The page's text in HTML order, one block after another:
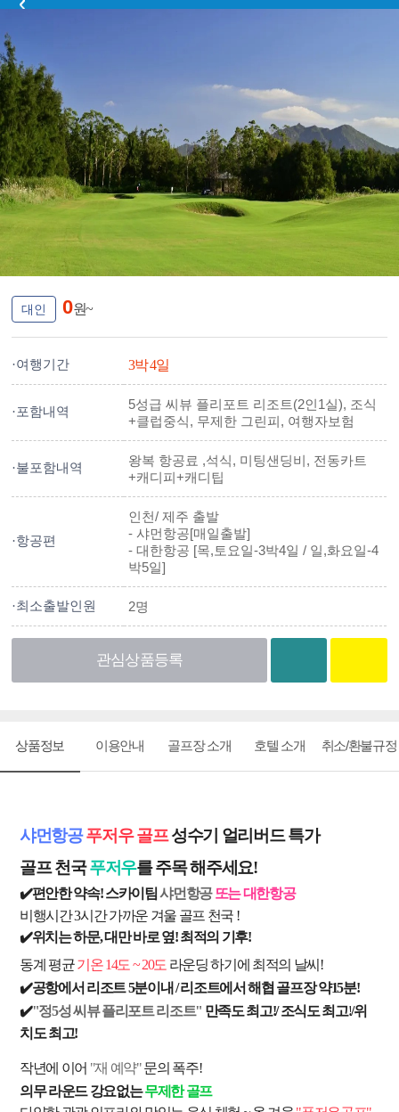
[중국-푸저우] 해협 무제한 골프 ★항공불포함★
대인 0원~
·여행기간 3박 4일
·포함내역
5성급 씨뷰 플리포트 리조트(2인1실), 조식
+클럽중식, 무제한 그린피, 여행자보험
·불포함내역
왕복 항공료 ,석식, 미팅샌딩비, 전동카트
+캐디피+캐디팁
·항공편
인천/ 제주 출발
- 샤먼항공[매일출발]
- 대한항공 [목,토요일-3박4일 / 일,화요일-4
박5일]
·최소출발인원 2명
관심상품등록
상품정보 이용안내 골프장 소개 호텔 소개 취소/환불규정
샤먼항공푸저우 골프 성수기 얼리버드 특가
골프 천국푸저우를 주목 해주세요!
✔️편안한약속! 스카이팀샤먼항공 또는 대한항공
비행시간 3시간 가까운 겨울 골프 천국 !
✔️위치는 하문, 대만 바로 옆! 최적의 기후!
동계 평균기온 14도 ~ 20도 라운딩 하기에 최적의 날씨!
✔️공항에서 리조트 5분이내 / 리조트에서 해협 골프장 약15분!
✔️"정5성 씨뷰 플리포트 리조트" 만족도 최고!/ 조식도 최고!/위
치도 최고!
작년에 이어 "재 예약"문의 폭주!
의무 라운드 강요없는무제한 골프